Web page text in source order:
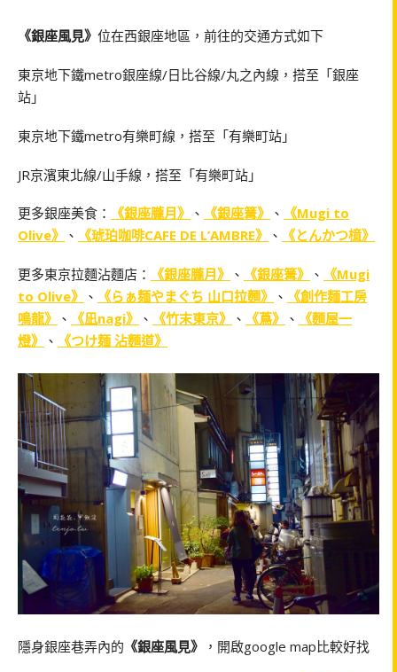
《銀座風見》 位在西銀座地區，前往的交通方式如下
東京地下鐵metro銀座線/日比谷線/丸之內線，搭至「銀座
站」
東京地下鐵metro有樂町線，搭至「有樂町站」
JR京濱東北線/山手線，搭至「有樂町站」
更多銀座美食： 《銀座朧月》 、 《銀座篝》 、
《Mugi to
Olive》 、 《琥珀咖啡CAFE DE L’AMBRE》 、 《とんかつ檍》
更多東京拉麵沾麵店： 《銀座朧月》 、 《銀座篝》 、
《Mugi
to Olive》 、 《らぁ麺やまぐち 山口拉麵》 、
《創作麺工房
鳴龍》 、 《凪nagi》 、 《竹末東京》 、 《蔦》 、
《麵屋一
燈》 、 《つけ麺 沾麵道》
隱身銀座巷弄內的 《銀座風見》 ，開啟google map比較好找